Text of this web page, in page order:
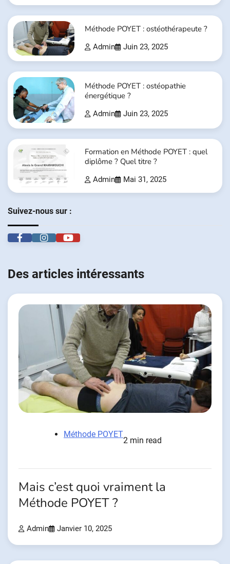
Méthode POYET : ostéothérapeute ?
Admin Juin 23, 2025
Méthode POYET : ostéopathie
énergétique ?
Admin Juin 23, 2025
Formation en Méthode POYET : quel
diplôme ? Quel titre ?
Admin Mai 31, 2025
Suivez-nous sur :
Des articles intéressants
Méthode POYET
2 min read
Mais c’est quoi vraiment la
Méthode POYET ?
Admin Janvier 10, 2025